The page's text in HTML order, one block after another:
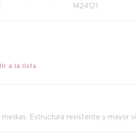
1424121
a la lista
Estructura resistente y mayor